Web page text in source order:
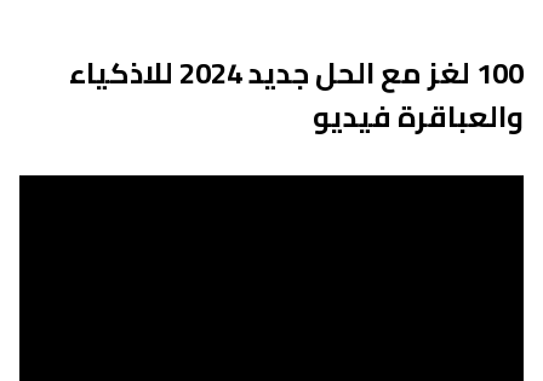
100 لغز مع الحل جديد 2024 للاذكياء
والعباقرة فيديو